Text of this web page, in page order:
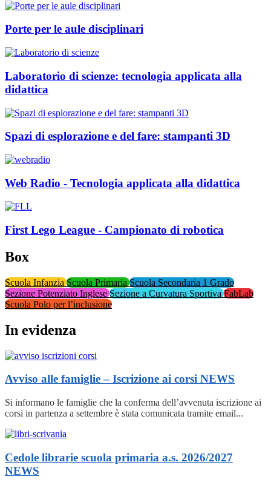
Porte per le aule disciplinari
Laboratorio di scienze: tecnologia applicata alla
didattica
Spazi di esplorazione e del fare: stampanti 3D
Web Radio - Tecnologia applicata alla didattica
First Lego League - Campionato di robotica
Box
Scuola InfanziaScuola PrimariaScuola Secondaria 1 Grado
Sezione Potenziato IngleseSezione a Curvatura SportivaFabLab
Scuola Polo per l’inclusione
In evidenza
Avviso alle famiglie – Iscrizione ai corsi NEWS
Si informano le famiglie che la conferma dell’avvenuta iscrizione ai
corsi in partenza a settembre è stata comunicata tramite email...
Cedole librarie scuola primaria a.s. 2026/2027
NEWS